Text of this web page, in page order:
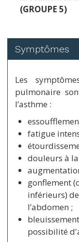
(GROUPE 5)
Symptômes
Les
pulmonaire
l’asthme :
fatigue
douleurs à
gonflement
inférieurs)
l’abdomen ;
possibilité